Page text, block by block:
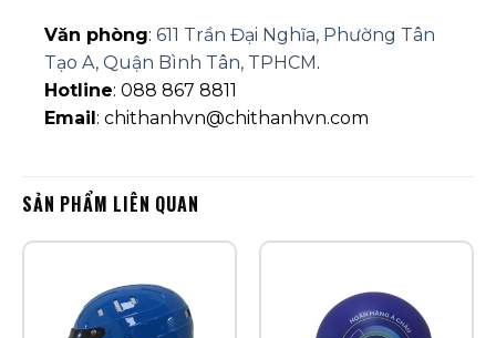
Văn phòng: 611 Trần Đại Nghĩa, Phường Tân
Tạo A, Quận Bình Tân, TPHCM.
Hotline: 088 867 8811
Email: chithanhvn@chithanhvn.com
SẢN PHẨM LIÊN QUAN